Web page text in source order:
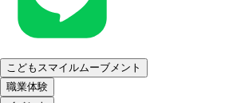
こどもスマイルムーブメント
職業体験